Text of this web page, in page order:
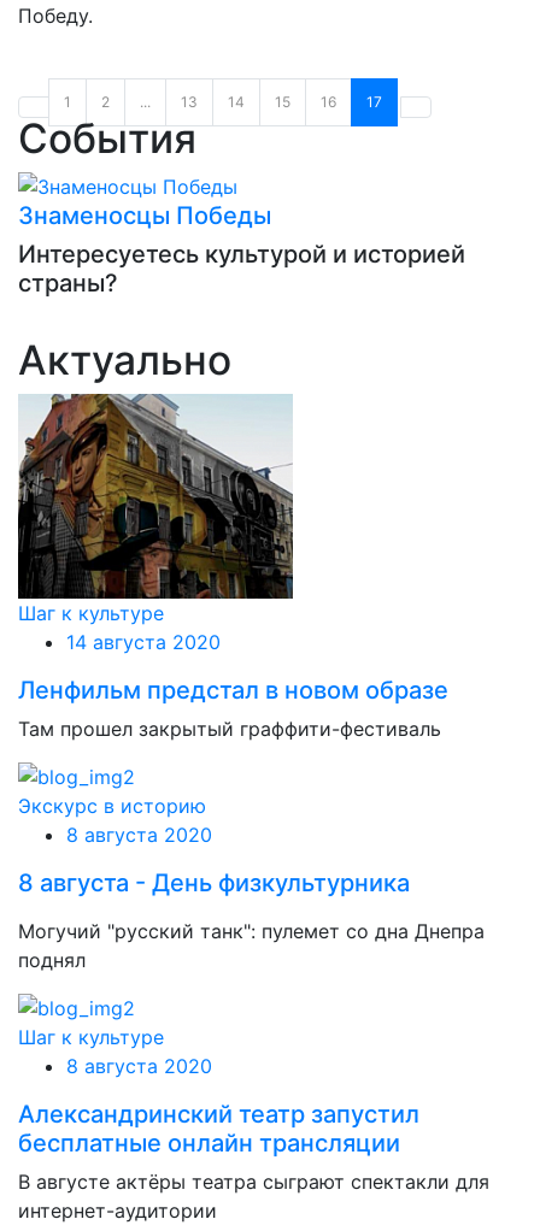
Победу.
1 2 ... 13 14 15 16 17
События
Знаменосцы Победы
Интересуетесь культурой и историей
страны?
Актуально
Шаг к культуре
14 августа 2020
Ленфильм предстал в новом образе
Там прошел закрытый граффити-фестиваль
Экскурс в историю
8 августа 2020
8 августа - День физкультурника
Могучий "русский танк": пулемет со дна Днепра
поднял
Шаг к культуре
8 августа 2020
Александринский театр запустил
бесплатные онлайн трансляции
В августе актёры театра сыграют спектакли для
интернет-аудитории